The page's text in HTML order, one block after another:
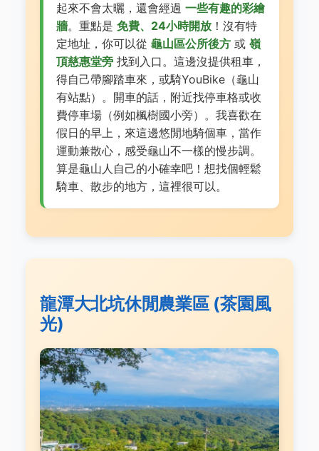
起來不會太曬，還會經過 一些有趣的彩繪
牆。重點是 免費、24小時開放 ！沒有特
定地址，你可以從 龜山區公所後方 或 嶺
頂慈惠堂旁 找到入口。這邊沒提供租車，
得自己帶腳踏車來，或騎YouBike（龜山
有站點）。開車的話，附近找停車格或收
費停車場（例如楓樹國小旁）。我喜歡在
假日的早上，來這邊悠閒地騎個車，當作
運動兼散心，感受龜山不一樣的慢步調。
算是龜山人自己的小確幸吧！想找個輕鬆
騎車、散步的地方，這裡很可以。
龍潭大北坑休閒農業區 (茶園風
光)